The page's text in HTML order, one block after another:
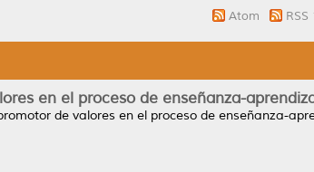
Atom RSS
en el proceso de enseñanza-
de valores en el proceso de enseñanza-